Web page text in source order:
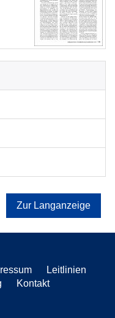
Zur Langanzeige
Leitlinien
Kontakt